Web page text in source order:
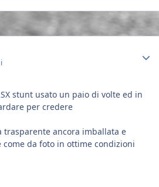
stunt usato un paio di volte ed in
per credere
trasparente ancora imballata e
da foto in ottime condizioni